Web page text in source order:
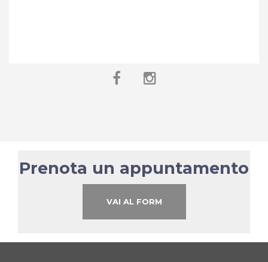
Prenota un appuntamento
VAI AL FORM